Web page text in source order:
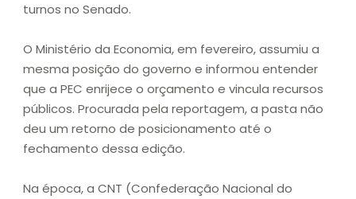
turnos no Senado.
O Ministério da Economia, em fevereiro, assumiu a
mesma posição do governo e informou entender
que a PEC enrijece o orçamento e vincula recursos
públicos. Procurada pela reportagem, a pasta não
deu um retorno de posicionamento até o
fechamento dessa edição.
Na época, a CNT (Confederação Nacional do